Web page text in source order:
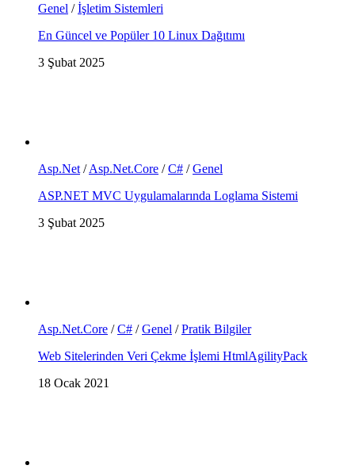
Genel /İşletim Sistemleri
En Güncel ve Popüler 10 Linux Dağıtımı
3 Şubat 2025
Asp.Net /Asp.Net.Core /C# /Genel
ASP.NET MVC Uygulamalarında Loglama Sistemi
3 Şubat 2025
Asp.Net.Core /C# /Genel /Pratik Bilgiler
Web Sitelerinden Veri Çekme İşlemi HtmlAgilityPack
18 Ocak 2021